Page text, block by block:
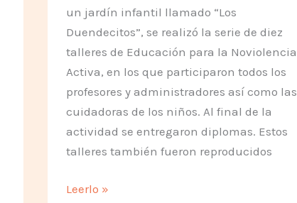
un jardín infantil llamado “Los
Duendecitos”, se realizó la serie de diez
talleres de Educación para la Noviolencia
Activa, en los que participaron todos los
profesores y administradores así como las
cuidadoras de los niños. Al final de la
actividad se entregaron diplomas. Estos
talleres también fueron reproducidos
Segundo
Leerlo »